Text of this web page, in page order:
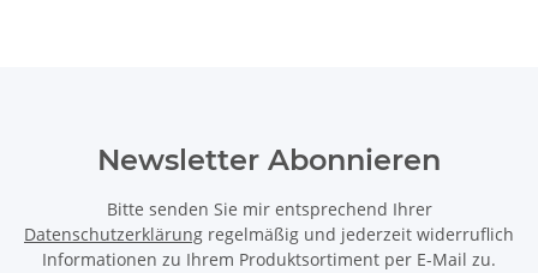
Newsletter Abonnieren
Bitte senden Sie mir entsprechend Ihrer
Datenschutzerklärung regelmäßig und jederzeit widerruflich
Informationen zu Ihrem Produktsortiment per E-Mail zu.